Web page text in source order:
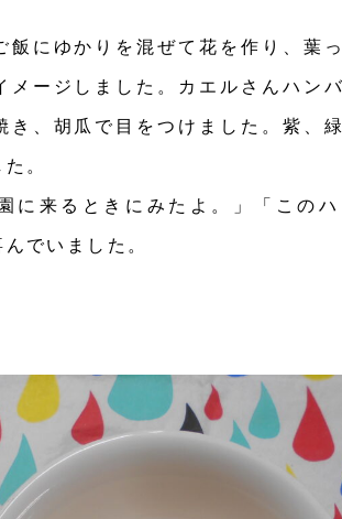
飯にゆかりを混ぜて花を作り、葉
メージしました。カエルさんハン
き、胡瓜で目をつけました。紫、
。
に来るときにみたよ。」「この
でいました。